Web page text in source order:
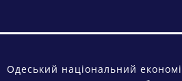
Одеський національний